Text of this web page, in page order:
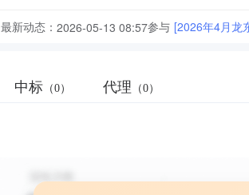
最新动态： 2026-05-13 08:57参与 [2026年4月龙
中标 （0） 代理 （0）